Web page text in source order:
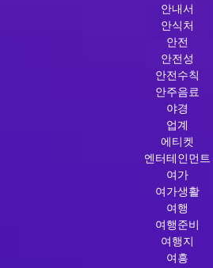
안내서
안식처
안전
안전성
안전수칙
안주음료
야경
업계
에티켓
엔터테인먼트
여가
여가생활
여행
여행준비
여행지
여흥